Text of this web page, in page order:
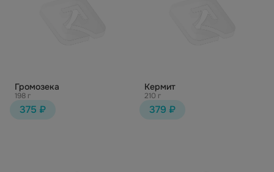
Громозека
198 г
375 ₽
Кермит
210 г
379 ₽